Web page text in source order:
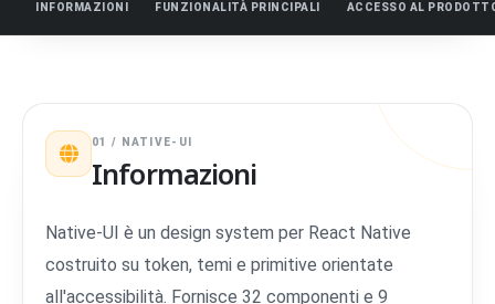
INFORMAZIONI FUNZIONALITÀ PRINCIPALI ACCESSO AL
01 / NATIVE-UI
Informazioni
Native-UI è un design system per React Native
costruito su token, temi e primitive orientate
all'accessibilità. Fornisce 32 componenti e 9